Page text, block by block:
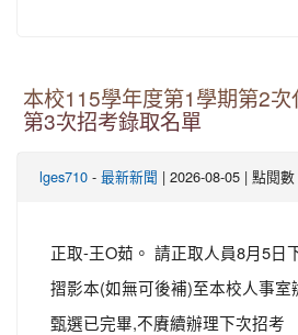
本校115學年度第1學期第2次
第3次招考錄取名單
lges710 - 最新新聞 | 2026-08-05 | 點閱
正取-王O茹。 請正取人員8月5日
摺影本(如無可後補)至本校人事
甄選已完畢,不賡續辦理下次招考